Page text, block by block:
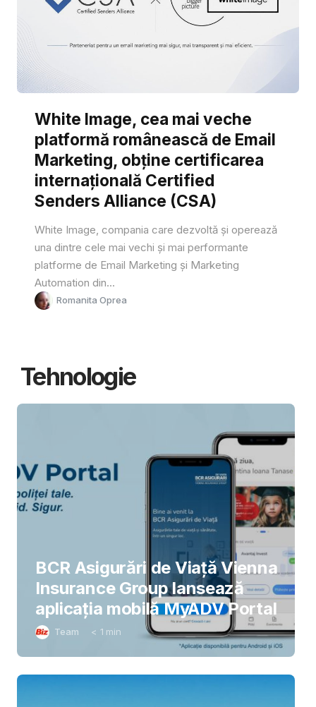
White Image, cea mai veche
platformă românească de Email
Marketing, obține certificarea
internațională Certified
Senders Alliance (CSA)
White Image, compania care dezvoltă și operează
una dintre cele mai vechi și mai performante
platforme de Email Marketing și Marketing
Automation din...
Romanita Oprea
Tehnologie
BCR Asigurări de Viață Vienna
Insurance Group lansează
aplicația mobilă MyADV Portal
Team < 1 min